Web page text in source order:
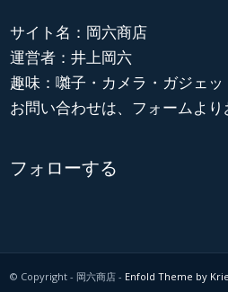
サイト名：岡六商店
運営者：井上岡六
趣味：囃子・カメラ・ガジェッ
お問い合わせは、フォームより
フォローする
© Copyright - 岡六商店 - Enfold Theme by